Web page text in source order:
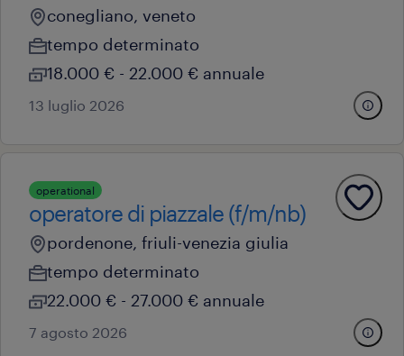
conegliano, veneto
tempo determinato
18.000 € - 22.000 € annuale
13 luglio 2026
operational
operatore di piazzale (f/m/nb)
pordenone, friuli-venezia giulia
tempo determinato
22.000 € - 27.000 € annuale
7 agosto 2026